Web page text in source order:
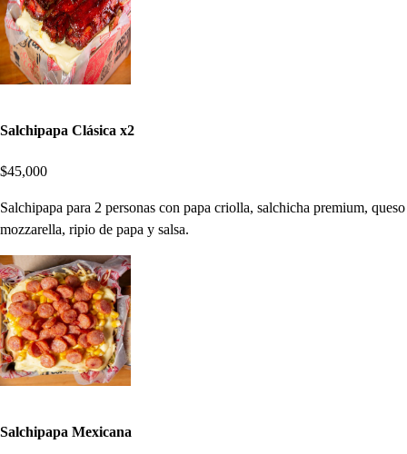
Salchipapa Clásica x2
$45,000
Salchipapa para 2 personas con papa criolla, salchicha premium, queso
mozzarella, ripio de papa y salsa.
Salchipapa Mexicana